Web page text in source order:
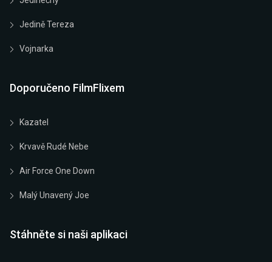
Jedině Tereza
Vojnarka
Doporučeno FilmFlixem
Kazatel
Krvavě Rudé Nebe
Air Force One Down
Malý Unavený Joe
Stáhněte si naši aplikaci